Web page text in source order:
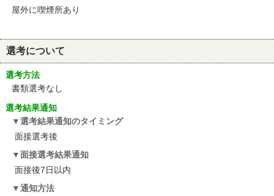
屋外に喫煙所あり
選考について
選考方法
書類選考なし
選考結果通知
選考結果通知のタイミング
面接選考後
面接選考結果通知
面接後7日以内
通知方法